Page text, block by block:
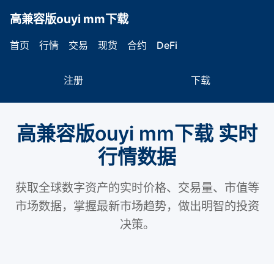
高兼容版ouyi mm下载
首页 行情 交易 现货 合约 DeFi
注册 下载
高兼容版ouyi mm下载 实时
行情数据
获取全球数字资产的实时价格、交易量、市值等
市场数据，掌握最新市场趋势，做出明智的投资
决策。